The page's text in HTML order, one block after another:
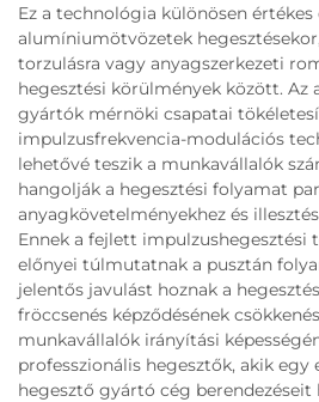
Ez a technológia különösen
alumíniumötvözetek
torzulásra vagy anyagszerkezeti
hegesztési körülmények között. Az
gyártók mérnöki csapatai
impulzusfrekvencia-modulációs
lehetővé teszik a munkavállalók
hangolják a hegesztési folyamat
anyagkövetelményekhez és
Ennek a fejlett impulzushegesztési
előnyei túlmutatnak a pusztán
jelentős javulást hoznak a
fröccsenés képződésének
munkavállalók irányítási
professzionális hegesztők, akik
hegesztő gyártó cég berendezéseit